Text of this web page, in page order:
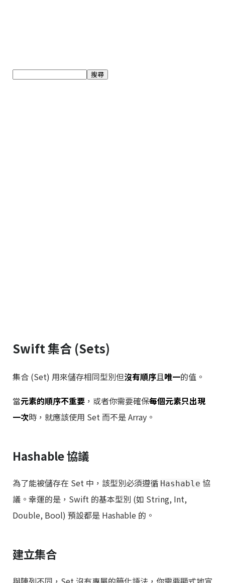
Swift 集合 (Sets)
集合 (Set) 用來儲存相同型別但沒有順序且唯一的值。
當元素的順序不重要 ，或者你需要確保每個元素只出現
一次時，就應該使用 Set 而不是 Array。
Hashable 協議
為了能被儲存在 Set 中，該型別必須遵循 Hashable 協
議。幸運的是，Swift 的基本型別 (如 String, Int,
Double, Bool) 預設都是 Hashable 的。
建立集合